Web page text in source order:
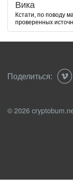
Вика
Кстати, по поводу
проверенных
Поделиться:
© 2026